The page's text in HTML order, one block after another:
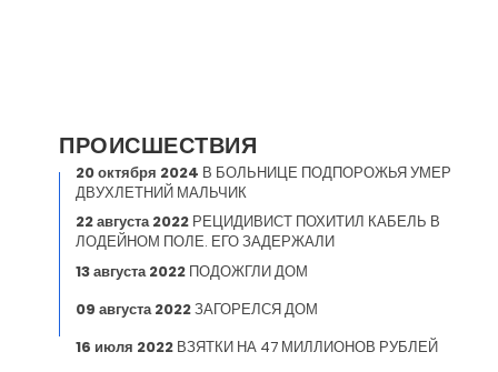
ПРОИСШЕСТВИЯ
20 октября 2024 В БОЛЬНИЦЕ ПОДПОРОЖЬЯ УМЕР
ДВУХЛЕТНИЙ МАЛЬЧИК
22 августа 2022 РЕЦИДИВИСТ ПОХИТИЛ КАБЕЛЬ В
ЛОДЕЙНОМ ПОЛЕ. ЕГО ЗАДЕРЖАЛИ
13 августа 2022 ПОДОЖГЛИ ДОМ
09 августа 2022ЗАГОРЕЛСЯ ДОМ
16 июля 2022 ВЗЯТКИ НА 47 МИЛЛИОНОВ РУБЛЕЙ